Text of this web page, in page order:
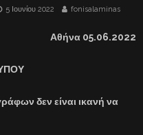
5 Ιουνίου 2022 fonisalaminas
Αθήνα 05.06.2022
δεν είναι ικανή να